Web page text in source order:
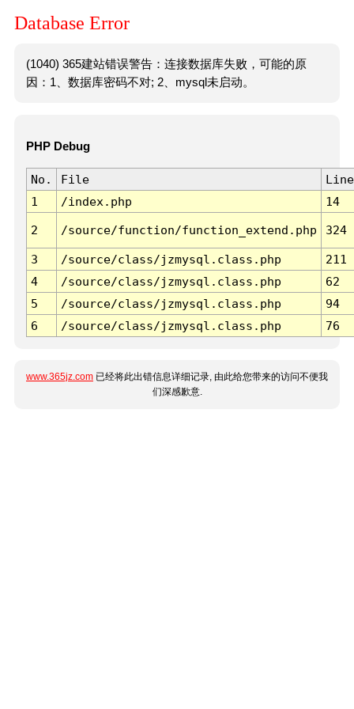
Database Error
(1040) 365建站错误警告：连接数据库失败，可能的原
因：1、数据库密码不对; 2、mysql未启动。
PHP Debug
No. File
Line
1
/index.php 14
2 /source/function/function_extend.php 324
3 /source/class/jzmysql.class.php
211
4
/source/class/jzmysql.class.php
62
5
/source/class/jzmysql.class.php
94
6
/source/class/jzmysql.class.php 76
www.365jz.com 已经将此出错信息详细记录, 由此给您带来的访问不便我
们深感歉意.